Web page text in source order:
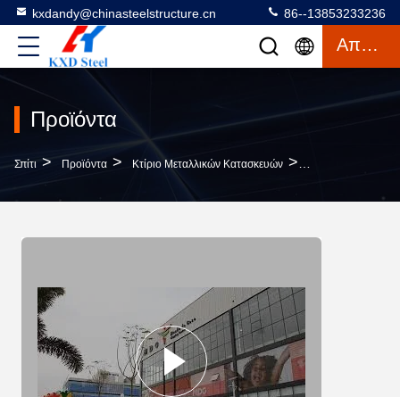
kxdandy@chinasteelstructure.cn 86--13853233236
Απόσπασμα
Προϊόντα
Σπίτι > Προϊόντα > Κτίριο Μεταλλικών Κατασκευών >